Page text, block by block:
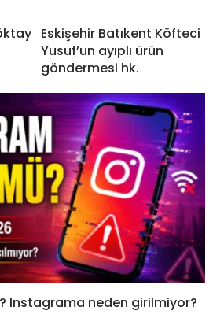
Eskişehir Batıkent Köfteci
Yusuf’un ayıplı ürün
göndermesi hk.
Instagrama neden girilmiyor?